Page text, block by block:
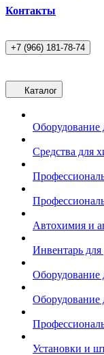
Контакты
+7 (966) 181-78-74
Каталог
Оборудование
Средства для
Автохимия и
Инвентарь для
Оборудование
Оборудование
Установки и